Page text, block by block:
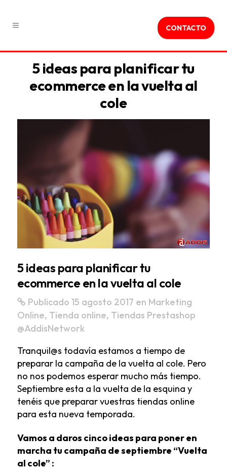
CONTACTO
5 ideas para planificar tu
ecommerce en la vuelta al
cole
5 ideas para planificar tu
ecommerce en la vuelta al cole
Publicado 15 agosto 2017 en Marketing
Online, Tienda online, Tiendas Prestashop
@AddisNetwork
Tranquil@s todavía estamos a tiempo de
preparar la campaña de la vuelta al cole. Pero
no nos podemos esperar mucho más tiempo.
Septiembre esta a la vuelta de la esquina y
tenéis que preparar vuestras tiendas online
para esta nueva temporada.
Vamos a daros cinco ideas para poner en
marcha tu campaña de septiembre “Vuelta
al cole” :